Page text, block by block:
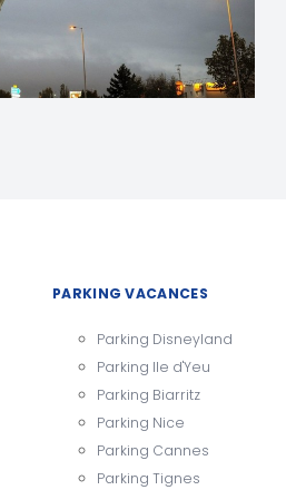
PARKING VACANCES
Parking Disneyland
Parking Ile d'Yeu
Parking Biarritz
Parking Nice
Parking Cannes
Parking Tignes